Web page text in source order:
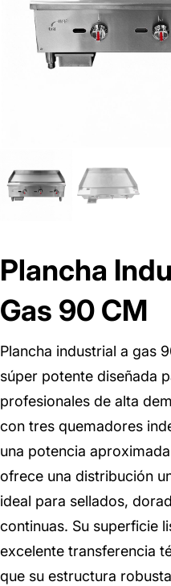
Plancha
Gas 90 CM
Plancha industrial a gas
súper potente diseñada
profesionales de alta
con tres quemadores
una potencia
ofrece una distribución
ideal para sellados,
continuas. Su superficie
excelente transferencia
que su estructura